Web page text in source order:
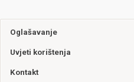
Oglašavanje
Uvjeti korištenja
Kontakt